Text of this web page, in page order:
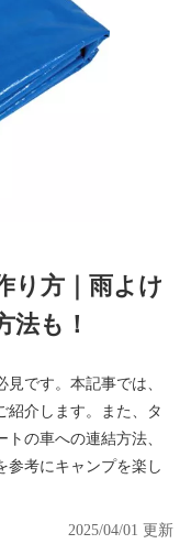
り方｜雨よけ
法も！
です。本記事では、
紹介します。また、タ
の車への連結方法、
参考にキャンプを楽し
2025/04/01 更新